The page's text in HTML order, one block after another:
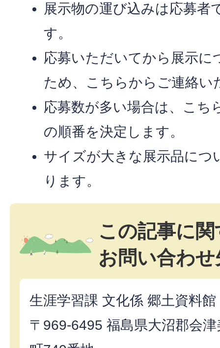
展示物の運び込みは応募者
す。
応募いただいてから展示に
ため、こちらからご連絡い
応募数が多い場合は、こち
の順番を決定します。
サイズが大きな展示品につ
ります。
この記事に
お問い合わせ
生涯学習課 文化係 郷土資料館
〒969-6495 福島県大沼郡会